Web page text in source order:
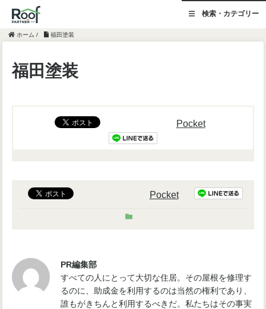
検索・カテゴリー
ホーム / 福田塗装
福田塗装
Pocket
Pocket
PR編集部
すべての人にとって大切な住居。その屋根を修理す
るのに、助成金を利用するのは当然の権利であり、
誰もがきちんと利用するべきだ。私たちはその事実